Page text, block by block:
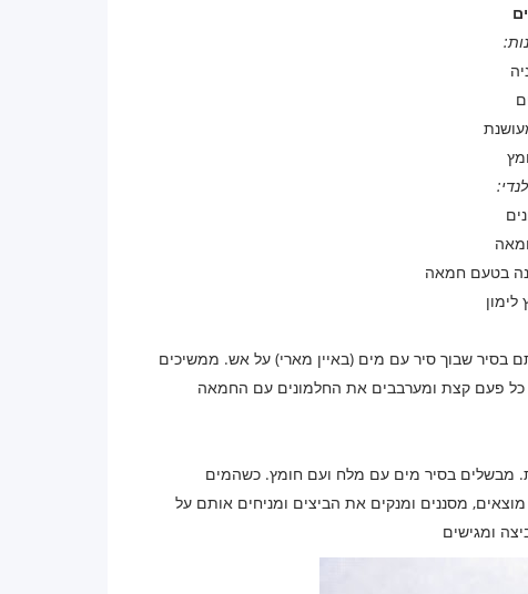
בטעם חמאה
2 חלמונים ושמים אותם בסיר שבוך סיר עם מים (באיין מארי) על אש. ממשיכים
כל פעם קצת ומערבבים את החלמונים עם החמאה
מבשלים בסיר מים עם מלח ועם חומץ. כשהמים
מסננים ומנקים את הביצים ומניחים אותם על
ומגישים